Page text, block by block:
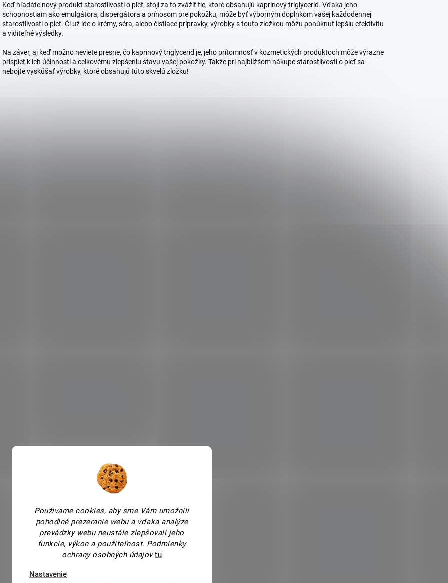
Použivame cookies, aby sme Vám umožnili
pohodlné prezeranie webu a vďaka analýze
prevádzky webu neustále zlepšovali jeho
funkcie, výkon a použiteľnost. Podmienky
ochrany osobných údajov tu
Nastavenie
Keď hľadáte nový produkt starostlivosti o pleť, stojí za to zvážiť tie, ktoré obsahujú kaprinový triglycerid. Vďaka jeho
schopnostiam ako emulgátora, dispergátora a prínosom pre pokožku, môže byť výborným doplnkom vašej každodennej
starostlivosti o pleť. Či už ide o krémy, séra, alebo čistiace prípravky, výrobky s touto zložkou môžu ponúknuť lepšiu efektivitu
a viditeľné výsledky.
Na záver, aj keď možno neviete presne, čo kaprinový triglycerid je, jeho prítomnosť v kozmetických produktoch môže výrazne
prispieť k ich účinnosti a celkovému zlepšeniu stavu vašej pokožky. Takže pri najbližšom nákupe starostlivosti o pleť sa
nebojte vyskúšať výrobky, ktoré obsahujú túto skvelú zložku!